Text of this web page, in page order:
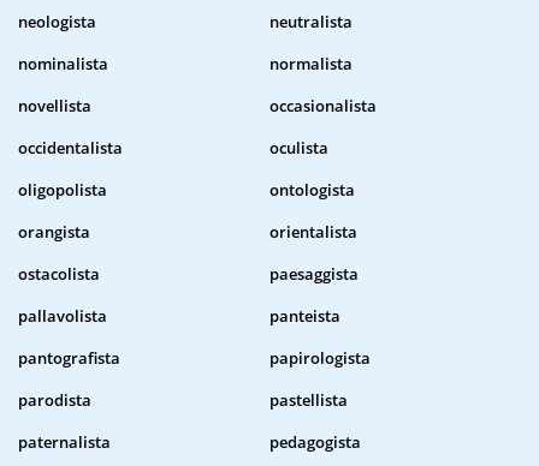
neologista
neutralista
nominalista
normalista
novellista
occasionalista
occidentalista
oculista
oligopolista
ontologista
orangista
orientalista
ostacolista
paesaggista
pallavolista
panteista
pantografista
papirologista
parodista
pastellista
paternalista
pedagogista